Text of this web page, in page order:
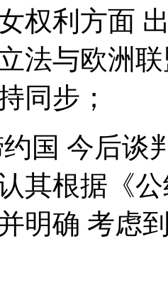
权利方面
法与欧洲
同步；
国 今后谈
其根据《
明确 考虑